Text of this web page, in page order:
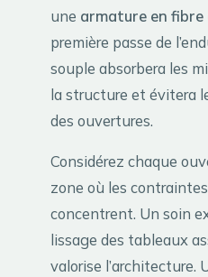
une armature en fibre
première passe de
souple absorbera les
la structure et évitera
des ouvertures.
Considérez chaque
zone où les
concentrent. Un soin
lissage des tableaux
valorise l’architecture.